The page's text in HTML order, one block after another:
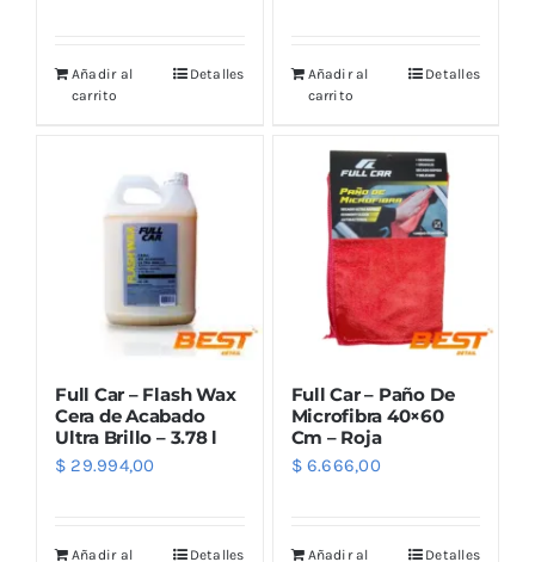
Añadir al
carrito
Detalles
Añadir al
carrito
Detalles
Full Car – Flash Wax
Cera de Acabado
Ultra Brillo – 3.78 l
$ 29.994,00
Añadir al
Detalles
Full Car – Paño De
Microfibra 40×60
Cm – Roja
$6.666,00
Añadir al
Detalles